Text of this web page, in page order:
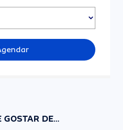
GOSTAR DE...